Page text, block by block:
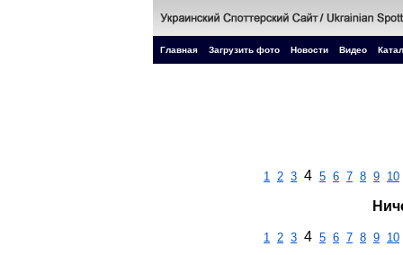
Главная Загрузить фото Новости Видео
1 2 3 4 5 6 7 8 9 10
1 2 3 4 5 6 7 8 9 10